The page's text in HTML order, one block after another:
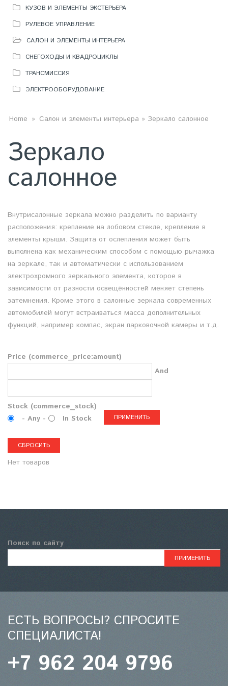
КУЗОВ И ЭЛЕМЕНТЫ ЭКСТЕРЬЕРА
РУЛЕВОЕ УПРАВЛЕНИЕ
САЛОН И ЭЛЕМЕНТЫ ИНТЕРЬЕРА
СНЕГОХОДЫ И КВАДРОЦИКЛЫ
ТРАНСМИССИЯ
ЭЛЕКТРООБОРУДОВАНИЕ
ВЫ ЗДЕСЬ
Home » Салон и элементы интерьера » Зеркало салонное
Зеркало
салонное
Внутрисалонные зеркала можно разделить по варианту
расположения: крепление на лобовом стекле, крепление в
элементы крыши. Защита от ослепления может быть
выполнена как механическим способом с помощью рычажка
на зеркале, так и автоматически с использованием
электрохромного зеркального элемента, которое в
зависимости от разности освещённостей меняет степень
затемнения. Кроме этого в салонные зеркала современных
автомобилей могут встраиваться масса дополнительных
функций, например компас, экран парковочной камеры и т.д.
Price (commerce_price:amount)
And
Stock (commerce_stock)
- Any -
In Stock
Нет товаров
Поиск по сайту
ЕСТЬ ВОПРОСЫ? СПРОСИТЕ
СПЕЦИАЛИСТА!
+7 962 204 9796